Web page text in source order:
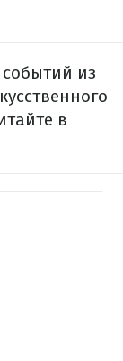
из
в